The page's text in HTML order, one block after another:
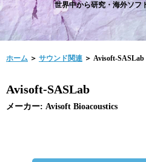
世界中から研究・海外ソフ
ホーム ＞ サウンド関連 ＞ Avisoft-SASLab
Avisoft-SASLab
メーカー: Avisoft Bioacoustics